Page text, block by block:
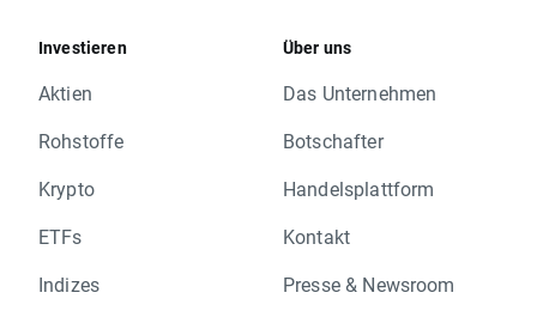
Investieren
Aktien
Rohstoffe
Krypto
ETFs
Indizes
Über uns
Das Unternehmen
Botschafter
Handelsplattform
Kontakt
Presse & Newsroom